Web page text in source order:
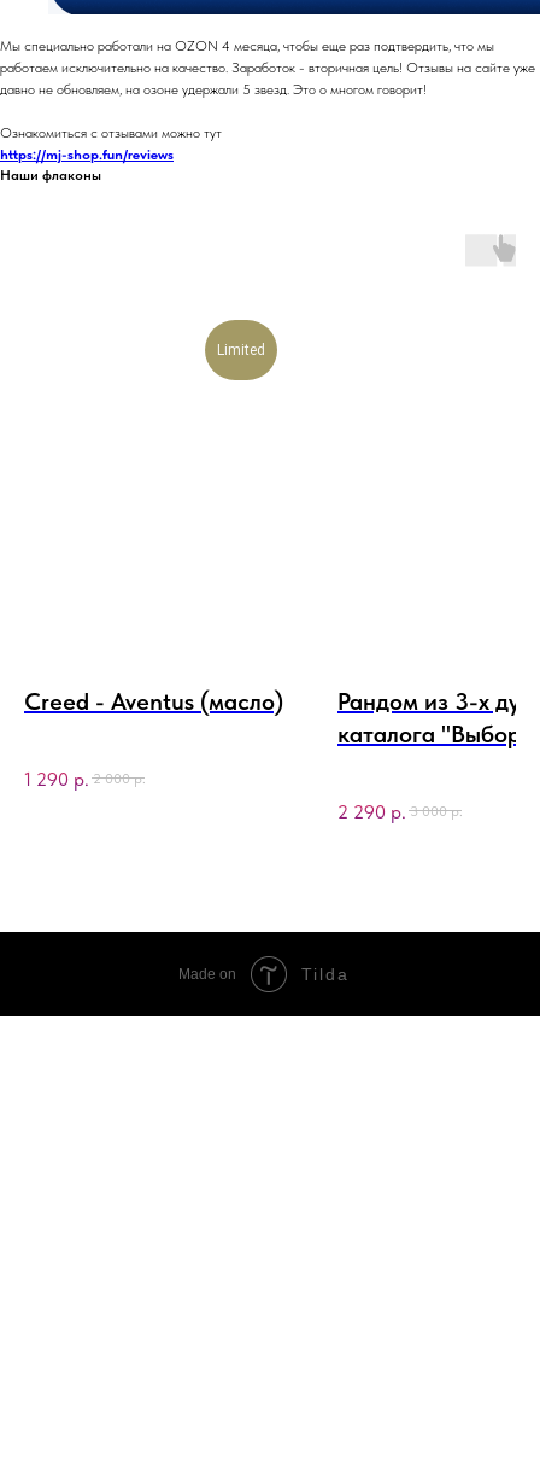
Мы специально работали на OZON 4 месяца, чтобы еще раз подтвердить, что мы
работаем исключительно на качество. Заработок - вторичная цель! Отзывы на сайте уже
давно не обновляем, на озоне удержали 5 звезд. Это о многом говорит!
Ознакомиться с отзывами можно тут
https://mj-shop.fun/reviews
Наши флаконы
Limited
Creed - Aventus (масло)
1 290 р. 2 000 р.
Рандом из 3-х
каталога "Выбор
2 290 р. 3 000 р.
Made on Tilda